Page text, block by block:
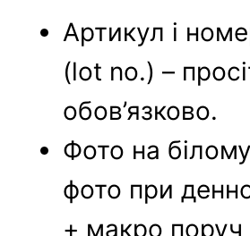
Артикул і
(lot no.) –
обов’язково.
Фото на
фото при
+ макро поруч